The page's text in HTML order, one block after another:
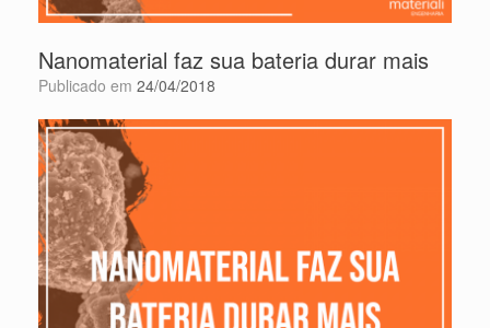
Nanomaterial faz sua bateria durar mais
Publicado em 24/04/2018